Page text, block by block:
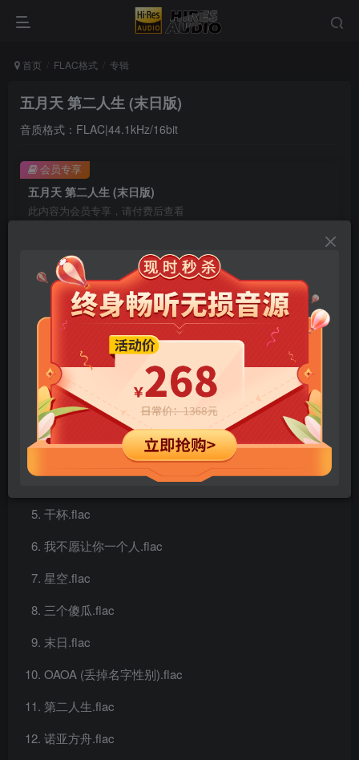
首页 FLAC格式 专辑
五月天 第二人生 (末日版)
音质格式：FLAC|44.1kHz/16bit
五月天 第二人生 (末日版)
此内容为会员专享，请付费后查看
9.9 99
年卡会员 免费 永久会员
立即购买
您当前未登录！建议登陆后购买，可保存购买订单
会员专享
2012.flac
仓颉.flac
洗衣机.flac
歪腰.flac
干杯.flac
我不愿让你一个人.flac
星空.flac
三个傻瓜.flac
末日.flac
OAOA (丢掉名字性别).flac
第二人生.flac
诺亚方舟.flac